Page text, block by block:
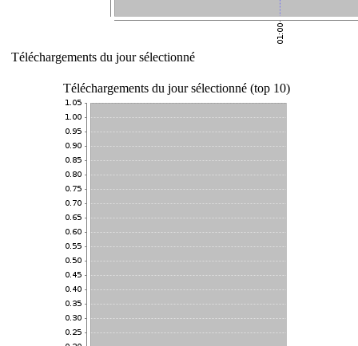
Téléchargements du jour sélectionné
Téléchargements du jour sélectionné (top 10)